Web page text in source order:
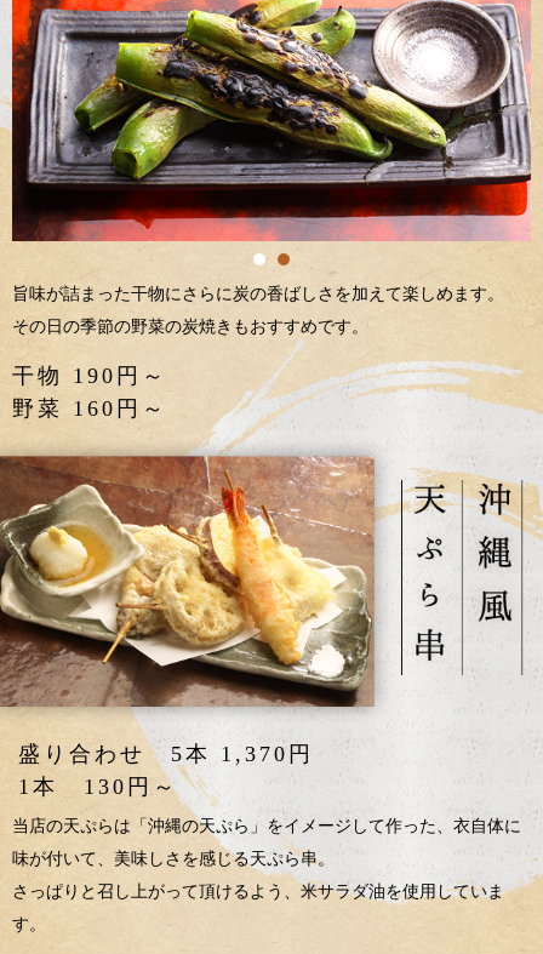
旨味が詰まった干物にさらに炭の香ばしさを加えて楽しめます。
その日の季節の野菜の炭焼きもおすすめです。
干物 190円～
野菜 160円～
盛り合わせ 5本 1,370円
1本 130円～
当店の天ぷらは「沖縄の天ぷら」をイメージして作った、衣自体に
味が付いて、美味しさを感じる天ぷら串。
さっぱりと召し上がって頂けるよう、米サラダ油を使用していま
す。